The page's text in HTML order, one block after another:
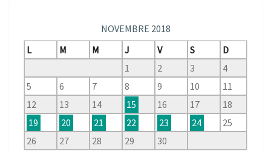
NOVEMBRE 2018
L
M M J V S
D
1
2 3
4
5
6 7 8 9 10
11
12
13 14 15 16 17
18
19
20 21 22 23 24
25
26
27 28 29 30